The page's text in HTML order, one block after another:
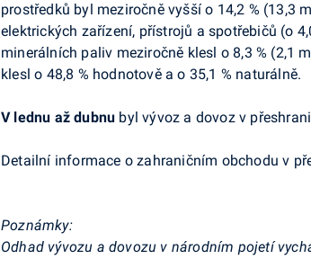
prostředků byl meziročně vyšší o 14,2 % (13,3
elektrických zařízení, přístrojů a spotřebičů (o
minerálních paliv meziročně klesl o 8,3 % (2,1
klesl o 48,8 % hodnotově a o 35,1 % naturálně.
V lednu až dubnu byl vývoz a dovoz v
Detailní informace o zahraničním obchodu v
Poznámky:
Odhad vývozu a dovozu v národním pojetí